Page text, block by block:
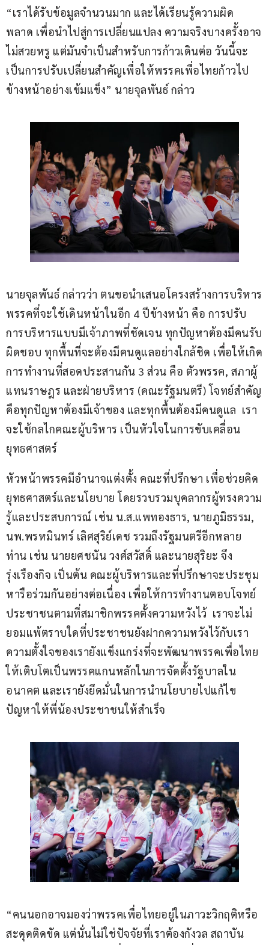
“เราได้รับข้อมูลจำนวนมาก และได้เรียนรู้ความผิด
พลาด เพื่อนำไปสู่การเปลี่ยนแปลง ความจริงบางครั้งอาจ
ไม่สวยหรู แต่มันจำเป็นสำหรับการก้าวเดินต่อ วันนี้จะ
เป็นการปรับเปลี่ยนสำคัญเพื่อให้พรรคเพื่อไทยก้าวไป
ข้างหน้าอย่างเข้มแข็ง” นายจุลพันธ์ กล่าว​
นายจุลพันธ์ กล่าวว่า ตนขอนำเสนอโครงสร้างการบริหาร
พรรคที่จะใช้เดินหน้าในอีก 4 ปีข้างหน้า คือ การปรับ
การบริหารแบบมีเจ้าภาพที่ชัดเจน ทุกปัญหาต้องมีคนรับ
ผิดชอบ ทุกพื้นที่จะต้องมีคนดูแลอย่างใกล้ชิด เพื่อให้เกิด
การทำงานที่สอดประสานกัน 3 ส่วน คือ ตัวพรรค, สภาผู้
แทนราษฎร และฝ่ายบริหาร (คณะรัฐมนตรี) โจทย์สำคัญ
คือทุกปัญหาต้องมีเจ้าของ และทุกพื้นต้องมีคนดูแล ​ เรา
จะใช้กลไกคณะผู้บริหาร เป็นหัวใจในการขับเคลื่อน
ยุทธศาสตร์
หัวหน้าพรรคมีอำนาจแต่งตั้ง คณะที่ปรึกษา เพื่อช่วยคิด
ยุทธศาสตร์และนโยบาย โดยรวบรวมบุคลากรผู้ทรงความ
รู้และประสบการณ์ เช่น น.ส.แพทองธาร, นายภูมิธรรม,
นพ.พรหมินทร์ เลิศสุริย์เดช รวมถึงรัฐมนตรีอีกหลาย
ท่าน เช่น นายยศชนัน วงศ์สวัสดิ์ และนายสุริยะ จึง
รุ่งเรืองกิจ เป็นต้น คณะผู้บริหารและที่ปรึกษาจะประชุม
หารือร่วมกันอย่างต่อเนื่อง เพื่อให้การทำงานตอบโจทย์
ประชาชนตามที่สมาชิกพรรคตั้งความหวังไว้​  เราจะไม่
ยอมแพ้ตราบใดที่ประชาชนยังฝากความหวังไว้กับเรา
ความตั้งใจของเรายังแข็งแกร่งที่จะพัฒนาพรรคเพื่อไทย
ให้เติบโตเป็นพรรคแกนหลักในการจัดตั้งรัฐบาลใน
อนาคต และเรายังยึดมั่นในการนำนโยบายไปแก้ไข
ปัญหาให้พี่น้องประชาชนให้สำเร็จ
“คนนอกอาจมองว่าพรรคเพื่อไทยอยู่ในภาวะวิกฤติหรือ
สะดุดติดขัด แต่นั่นไม่ใช่ปัจจัยที่เราต้องกังวล สถาบัน